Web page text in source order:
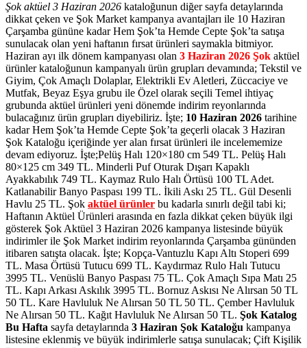
Şok aktüel 3 Haziran 2026 kataloğunun diğer sayfa detaylarında
dikkat çeken ve Şok Market kampanya avantajları ile 10 Haziran
Çarşamba gününe kadar Hem Şok’ta Hemde Cepte Şok’ta satışa
sunulacak olan yeni haftanın fırsat ürünleri saymakla bitmiyor.
Haziran ayı ilk dönem kampanyası olan 3 Haziran 2026 Şok aktüel
ürünler kataloğunun kampanyalı ürün grupları devamında; Tekstil ve
Giyim, Çok Amaçlı Dolaplar, Elektrikli Ev Aletleri, Züccaciye ve
Mutfak, Beyaz Eşya grubu ile Özel olarak seçili Temel ihtiyaç
grubunda aktüel ürünleri yeni dönemde indirim reyonlarında
bulacağınız ürün grupları diyebiliriz. İşte; 10 Haziran 2026 tarihine
kadar Hem Şok’ta Hemde Cepte Şok’ta geçerli olacak 3 Haziran
Şok Kataloğu içeriğinde yer alan fırsat ürünleri ile incelememize
devam ediyoruz. İşte;Pelüş Halı 120×180 cm 549 TL. Pelüş Halı
80×125 cm 349 TL. Minderli Puf Oturak Dışarı Kapaklı
Ayakkabılık 749 TL. Kaymaz Rulo Halı Örtüsü 100 TL Adet.
Katlanabilir Banyo Paspası 199 TL. İkili Askı 25 TL. Gül Desenli
Havlu 25 TL. Şok aktüel ürünler bu kadarla sınırlı değil tabi ki;
Haftanın Aktüel Ürünleri arasında en fazla dikkat çeken büyük ilgi
gösterek Şok Aktüel 3 Haziran 2026 kampanya listesinde büyük
indirimler ile Şok Market indirim reyonlarında Çarşamba gününden
itibaren satışta olacak. İşte; Kopça-Vantuzlu Kapı Altı Stoperi 699
TL. Masa Örtüsü Tutucu 699 TL. Kaydırmaz Rulo Halı Tutucu
3995 TL. Venüslü Banyo Paspası 75 TL. Çok Amaçlı Sıpa Matı 25
TL. Kapı Arkası Askılık 3995 TL. Bornuz Askısı Ne Alırsan 50 TL
50 TL. Kare Havluluk Ne Alırsan 50 TL 50 TL. Çember Havluluk
Ne Alırsan 50 TL. Kağıt Havluluk Ne Alırsan 50 TL. Şok Katalog
Bu Hafta sayfa detaylarında 3 Haziran Şok Kataloğu kampanya
listesine eklenmiş ve büyük indirimlerle satışa sunulacak; Çift Kişilik